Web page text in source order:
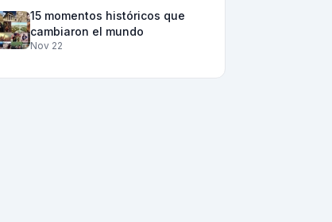
15 momentos históricos que
cambiaron el mundo
Nov 22